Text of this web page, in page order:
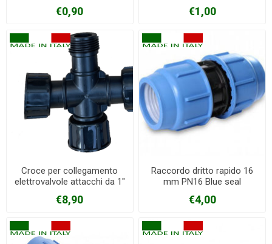
€0,90 €1,00
Croce per collegamento
elettrovalvole attacchi da 1"
€8,90
Raccordo dritto rapido 16
mm PN16 Blue seal
€4,00